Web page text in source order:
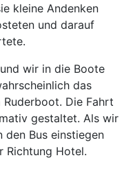
kleine Andenken
und darauf
wir in die Boote
das
Die Fahrt
gestaltet. Als wir
Bus einstiegen
Richtung Hotel.